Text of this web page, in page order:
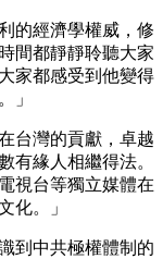
的經濟學權威，修
間都靜靜聆聽大家
家都感受到他變得
」
台灣的貢獻，卓越
有緣人相繼得法。
視台等獨立媒體在
化。」
到中共極權體制的